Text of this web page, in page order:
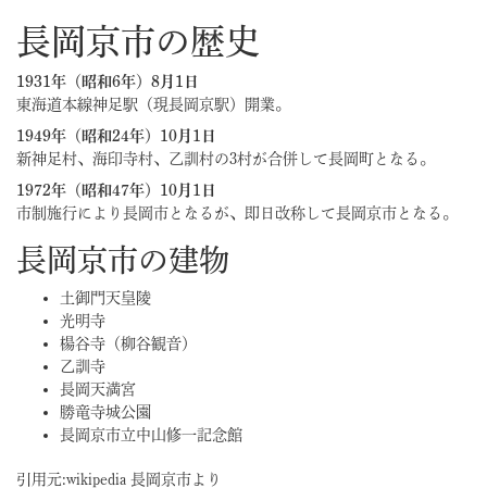
長岡京市の歴史
1931年（昭和6年）8月1日
東海道本線神足駅（現長岡京駅）開業。
1949年（昭和24年）10月1日
新神足村、海印寺村、乙訓村の3村が合併して長岡町となる。
1972年（昭和47年）10月1日
市制施行により長岡市となるが、即日改称して長岡京市となる。
長岡京市の建物
土御門天皇陵
光明寺
楊谷寺（柳谷観音）
乙訓寺
長岡天満宮
勝竜寺城公園
長岡京市立中山修一記念館
引用元:wikipedia 長岡京市より